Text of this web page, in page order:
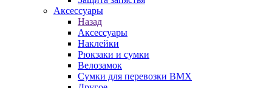
Аксессуары
Назад
Аксессуары
Наклейки
Рюкзаки и сумки
Велозамок
Сумки для перевозки BMX